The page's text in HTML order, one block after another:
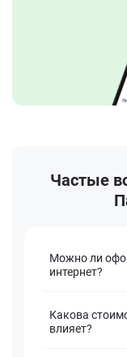
Частые
Можно ли
интернет?
Какова
влияет?